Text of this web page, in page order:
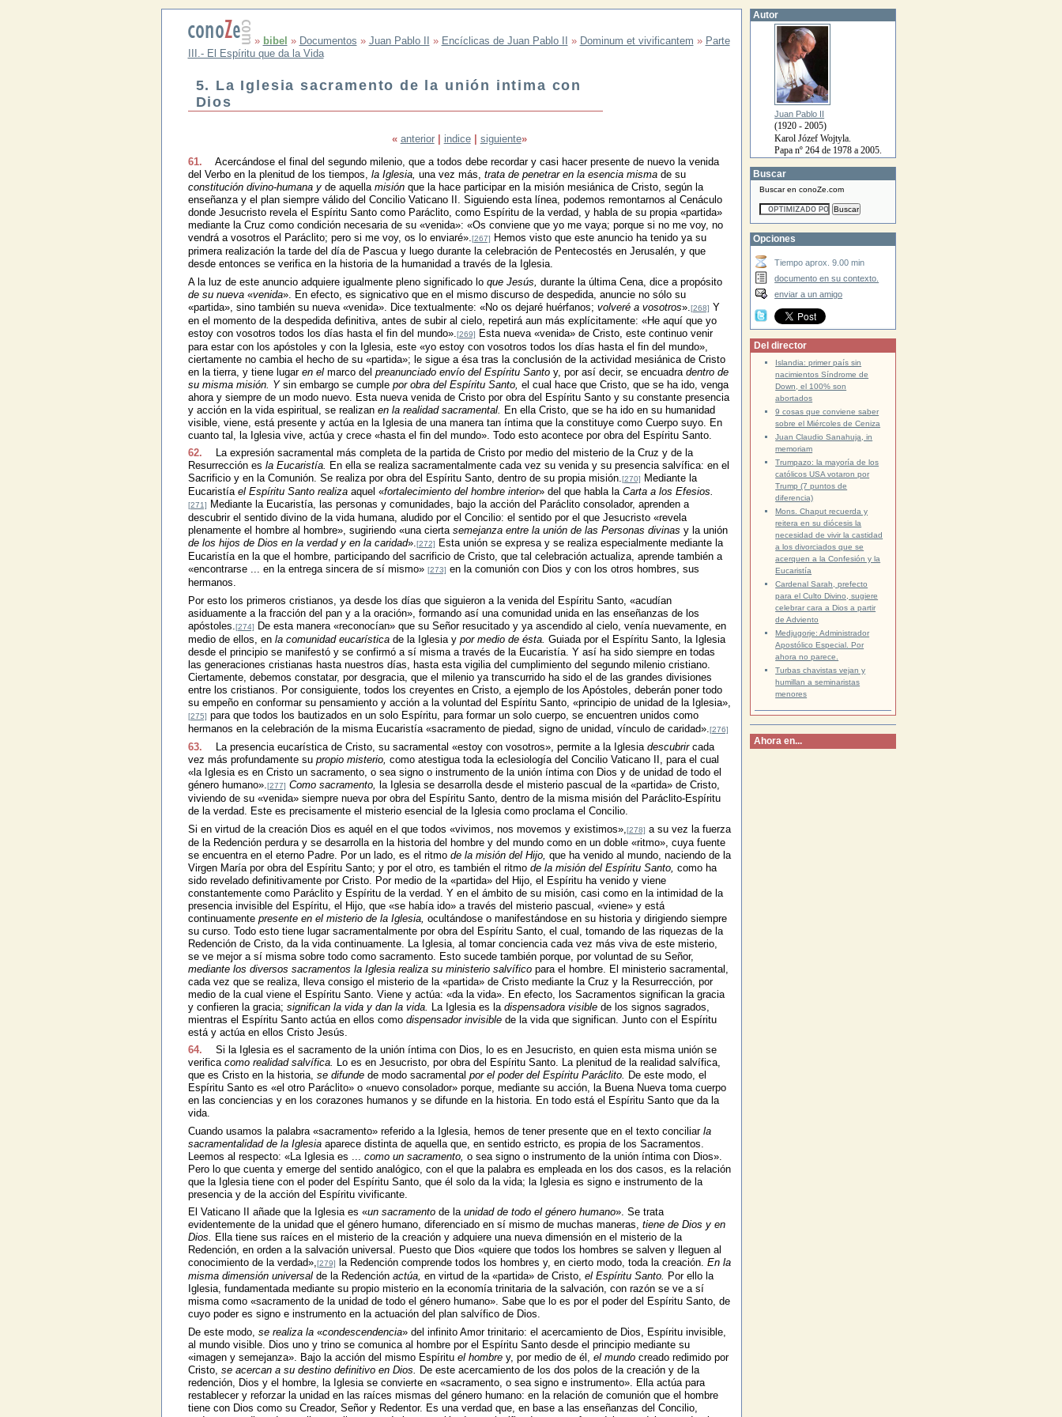
» bibel » Documentos » Juan Pablo II » Encíclicas de Juan Pablo II » Dominum et vivificantem » Parte
III.- El Espíritu que da la Vida
5. La Iglesia sacramento de la unión intima con
Dios
« anterior indice siguiente»
61.
Acercándose el final del segundo milenio, que a todos debe recordar y casi hacer presente de nuevo la venida
del Verbo en la plenitud de los tiempos, la Iglesia, una vez más, trata de penetrar en la esencia mismade su
constitución divino-humana yde aquella misiónque la hace participar en la misión mesiánica de Cristo, según la
enseñanza y el plan siempre válido del Concilio Vaticano II. Siguiendo esta línea, podemos remontarnos al Cenáculo
donde Jesucristo revela el Espíritu Santo como Paráclito, como Espíritu de la verdad, y habla de su propia «partida»
mediante la Cruz como condición necesaria de su «venida»: «Os conviene que yo me vaya; porque si no me voy, no
vendrá a vosotros el Paráclito; pero si me voy, os lo enviaré».[267]
Hemos visto que este anuncio ha tenido ya su
primera realización la tarde del día de Pascua y luego durante la celebración de Pentecostés en Jerusalén, y que
desde entonces se verifica en la historia de la humanidad a través de la Iglesia.
A la luz de este anuncio adquiere igualmente pleno significado lo que Jesús, durante la última Cena, dice a propósito
de su nueva«venida». En efecto, es signicativo que en el mismo discurso de despedida, anuncie no sólo su
«partida», sino también su nueva «venida». Dice textualmente: «No os dejaré huérfanos; volveré a vosotros». [268] Y
en el momento de la despedida definitiva, antes de subir al cielo, repetirá aun más explícitamente: «He aquí que yo
estoy con vosotros todos los días hasta el fin del mundo». [269]
Esta nueva «venida» de Cristo, este continuo venir
para estar con los apóstoles y con la Iglesia, este «yo estoy con vosotros todos los días hasta el fin del mundo»,
ciertamente no cambia el hecho de su «partida»; le sigue a ésa tras la conclusión de la actividad mesiánica de Cristo
en la tierra, y tiene lugar en elmarco del preanunciado envío del Espíritu Santoy, por así decir, se encuadra dentro de
su misma misión. Ysin embargo se cumple por obra del Espíritu Santo, el cual hace que Cristo, que se ha ido, venga
ahora y siempre de un modo nuevo. Esta nueva venida de Cristo por obra del Espíritu Santo y su constante presencia
y acción en la vida espiritual, se realizan en la realidad sacramental.
En ella Cristo, que se ha ido en su humanidad
visible, viene, está presente y actúa en la Iglesia de una manera tan íntima que la constituye como Cuerpo suyo. En
cuanto tal, la Iglesia vive, actúa y crece «hasta el fin del mundo». Todo esto acontece por obra del Espíritu Santo.
62.
La expresión sacramental más completa de la partida de Cristo por medio del misterio de la Cruz y de la
Resurrección es la Eucaristía. En ella se realiza sacramentalmente cada vez su venida y su presencia salvífica: en el
Sacrificio y en la Comunión. Se realiza por obra del Espíritu Santo, dentro de su propia misión.[270]
Mediante la
Eucaristía el Espíritu Santo realizaaquel «fortalecimiento del hombre interior» del que habla la Carta a los Efesios.
[271]
Mediante la Eucaristía, las personas y comunidades, bajo la acción del Paráclito consolador, aprenden a
descubrir el sentido divino de la vida humana, aludido por el Concilio: el sentido por el que Jesucristo «revela
plenamente el hombre al hombre», sugiriendo «una cierta semejanza entre la unión de las Personas divinas y la unión
de los hijos de Dios en la verdad y en la caridad».[272]
Esta unión se expresa y se realiza especialmente mediante la
Eucaristía en la que el hombre, participando del sacrificio de Cristo, que tal celebración actualiza, aprende también a
«encontrarse ... en la entrega sincera de sí mismo» [273] en la comunión con Dios y con los otros hombres, sus
hermanos.
Por esto los primeros cristianos, ya desde los días que siguieron a la venida del Espíritu Santo, «acudían
asiduamente a la fracción del pan y a la oración», formando así una comunidad unida en las enseñanzas de los
apóstoles. [274]
De esta manera «reconocían» que su Señor resucitado y ya ascendido al cielo, venía nuevamente, en
medio de ellos, en la comunidad eucarísticade la Iglesia y por medio de ésta. Guiada por el Espíritu Santo, la Iglesia
desde el principio se manifestó y se confirmó a sí misma a través de la Eucaristía. Y así ha sido siempre en todas
las generaciones cristianas hasta nuestros días, hasta esta vigilia del cumplimiento del segundo milenio cristiano.
Ciertamente, debemos constatar, por desgracia, que el milenio ya transcurrido ha sido el de las grandes divisiones
entre los cristianos. Por consiguiente, todos los creyentes en Cristo, a ejemplo de los Apóstoles, deberán poner todo
su empeño en conformar su pensamiento y acción a la voluntad del Espíritu Santo, «principio de unidad de la Iglesia»,
[275] para que todos los bautizados en un solo Espíritu, para formar un solo cuerpo, se encuentren unidos como
hermanos en la celebración de la misma Eucaristía «sacramento de piedad, signo de unidad, vínculo de caridad». [276]
63. La presencia eucarística de Cristo, su sacramental «estoy con vosotros», permite a la Iglesia descubrircada
vez más profundamente su propio misterio, como atestigua toda la eclesiología del Concilio Vaticano II, para el cual
«la Iglesia es en Cristo un sacramento, o sea signo o instrumento de la unión íntima con Dios y de unidad de todo el
género humano».[277] Como sacramento, la Iglesia se desarrolla desde el misterio pascual de la «partida» de Cristo,
viviendo de su «venida» siempre nueva por obra del Espíritu Santo, dentro de la misma misión del Paráclito-Espíritu
de la verdad. Este es precisamente el misterio esencial de la Iglesia como proclama el Concilio.
Si en virtud de la creación Dios es aquél en el que todos «vivimos, nos movemos y existimos», [278] a su vez la fuerza
de la Redención perdura y se desarrolla en la historia del hombre y del mundo como en un doble «ritmo», cuya fuente
se encuentra en el eterno Padre. Por un lado, es el ritmo de la misión del Hijo, que ha venido al mundo, naciendo de la
Virgen María por obra del Espíritu Santo; y por el otro, es también el ritmo de la misión del Espíritu Santo, como ha
sido revelado definitivamente por Cristo. Por medio de la «partida» del Hijo, el Espíritu ha venido y viene
constantemente como Paráclito y Espíritu de la verdad. Y en el ámbito de su misión, casi como en la intimidad de la
presencia invisible del Espíritu, el Hijo, que «se había ido» a través del misterio pascual, «viene» y está
continuamente presente en el misterio de la Iglesia, ocultándose o manifestándose en su historia y dirigiendo siempre
su curso. Todo esto tiene lugar sacramentalmente por obra del Espíritu Santo, el cual, tomando de las riquezas de la
Redención de Cristo, da la vida continuamente. La Iglesia, al tomar conciencia cada vez más viva de este misterio,
se ve mejor a sí misma sobre todo como sacramento. Esto sucede también porque, por voluntad de su Señor,
mediante los diversos sacramentos la Iglesia realiza su ministerio salvíficopara el hombre. El ministerio sacramental,
cada vez que se realiza, lleva consigo el misterio de la «partida» de Cristo mediante la Cruz y la Resurrección, por
medio de la cual viene el Espíritu Santo. Viene y actúa: «da la vida». En efecto, los Sacramentos significan la gracia
y confieren la gracia; significan la vida y dan la vida. La Iglesia es la dispensadora visiblede los signos sagrados,
mientras el Espíritu Santo actúa en ellos como dispensador invisiblede la vida que significan. Junto con el Espíritu
está y actúa en ellos Cristo Jesús.
64.
Si la Iglesia es el sacramento de la unión íntima con Dios, lo es en Jesucristo, en quien esta misma unión se
verifica como realidad salvífica. Lo es en Jesucristo, por obra del Espíritu Santo. La plenitud de la realidad salvífica,
que es Cristo en la historia, se difundede modo sacramental por el poder del Espíritu Paráclito. De este modo, el
Espíritu Santo es «el otro Paráclito» o «nuevo consolador» porque, mediante su acción, la Buena Nueva toma cuerpo
en las conciencias y en los corazones humanos y se difunde en la historia. En todo está el Espíritu Santo que da la
vida.
Cuando usamos la palabra «sacramento» referido a la Iglesia, hemos de tener presente que en el texto conciliar la
sacramentalidad de la Iglesiaaparece distinta de aquella que, en sentido estricto, es propia de los Sacramentos.
Leemos al respecto: «La Iglesia es ... como un sacramento, o sea signo o instrumento de la unión íntima con Dios».
Pero lo que cuenta y emerge del sentido analógico, con el que la palabra es empleada en los dos casos, es la relación
que la Iglesia tiene con el poder del Espíritu Santo, que él solo da la vida; la Iglesia es signo e instrumento de la
presencia y de la acción del Espíritu vivificante.
El Vaticano II añade que la Iglesia es «un sacramentode la unidad de todo el género humano». Se trata
evidentemente de la unidad que el género humano, diferenciado en sí mismo de muchas maneras, tiene de Dios y en
Dios. Ella tiene sus raíces en el misterio de la creación y adquiere una nueva dimensión en el misterio de la
Redención, en orden a la salvación universal. Puesto que Dios «quiere que todos los hombres se salven y lleguen al
conocimiento de la verdad»,[279] la Redención comprende todos los hombres y, en cierto modo, toda la creación. En la
misma dimensión universalde la Redención actúa, en virtud de la «partida» de Cristo, el Espíritu Santo. Por ello la
Iglesia, fundamentada mediante su propio misterio en la economía trinitaria de la salvación, con razón se ve a sí
misma como «sacramento de la unidad de todo el género humano». Sabe que lo es por el poder del Espíritu Santo, de
cuyo poder es signo e instrumento en la actuación del plan salvífico de Dios.
De este modo, se realiza la«condescendencia» del infinito Amor trinitario: el acercamiento de Dios, Espíritu invisible,
al mundo visible. Dios uno y trino se comunica al hombre por el Espíritu Santo desde el principio mediante su
«imagen y semejanza». Bajo la acción del mismo Espíritu el hombrey, por medio de él, el mundocreado redimido por
Cristo, se acercan a su destino definitivo en Dios.
De este acercamiento de los dos polos de la creación y de la
redención, Dios y el hombre, la Iglesia se convierte en «sacramento, o sea signo e instrumento». Ella actúa para
restablecer y reforzar la unidad en las raíces mismas del género humano: en la relación de comunión que el hombre
tiene con Dios como su Creador, Señor y Redentor. Es una verdad que, en base a las enseñanzas del Concilio,
Autor
Juan Pablo II
(1920 - 2005)
Karol Józef Wojtyla.
Papa nº 264 de 1978 a 2005.
Buscar
Buscar en conoZe.com
Opciones
Tiempo aprox. 9.00 min
documento en su contexto.
enviar a un amigo
Del director
Islandia: primer país sin
nacimientos Síndrome de
Down, el 100% son
abortados
9 cosas que conviene saber
sobre el Miércoles de Ceniza
Juan Claudio Sanahuja, in
memoriam
Trumpazo: la mayoría de los
católicos USA votaron por
Trump (7 puntos de
diferencia)
Mons. Chaput recuerda y
reitera en su diócesis la
necesidad de vivir la castidad
a los divorciados que se
acerquen a la Confesión y la
Eucaristía
Cardenal Sarah, prefecto
para el Culto Divino, sugiere
celebrar cara a Dios a partir
de Adviento
Medjugorje: Administrador
Apostólico Especial. Por
ahora no parece.
Turbas chavistas vejan y
humillan a seminaristas
menores
Ahora en...